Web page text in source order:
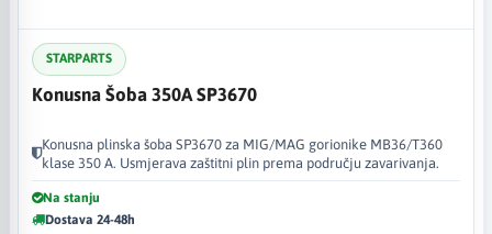
STARPARTS
Konusna Šoba 350A SP3670
Konusna plinska šoba SP3670 za MIG/MAG gorionike MB36/T360
klase 350 A. Usmjerava zaštitni plin prema području zavarivanja.
Na stanju
Dostava 24-48h